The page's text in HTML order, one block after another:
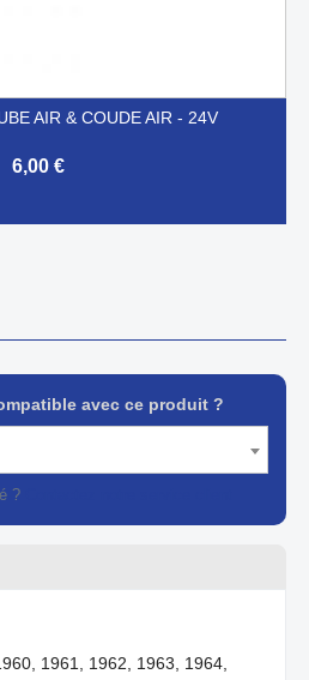
AIR & COUDE AIR - 24V
6,00 €
avec ce produit ?
?
1961, 1962, 1963, 1964,